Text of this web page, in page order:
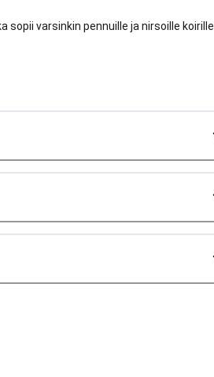
sopii varsinkin pennuille ja nirsoille koirille.